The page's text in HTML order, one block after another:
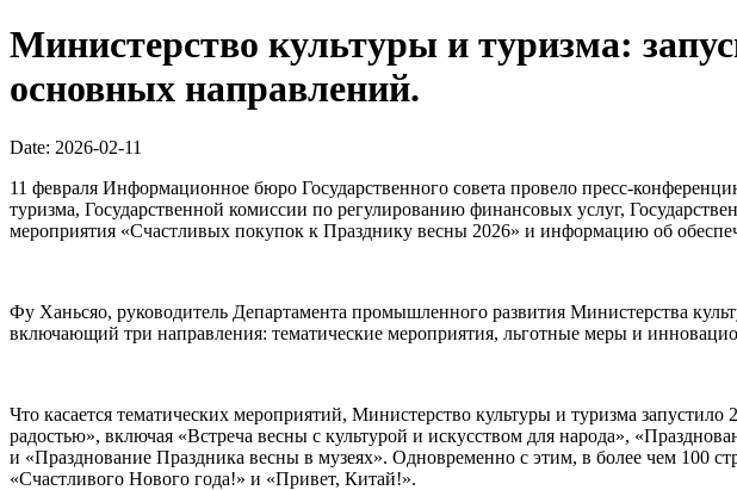
Министерство культуры и туризма:
основных направлений.
Date: 2026-02-11
11 февраля Информационное бюро Государственного совета провело пресс-
туризма, Государственной комиссии по регулированию финансовых услуг,
мероприятия «Счастливых покупок к Празднику весны 2026» и информацию об
Фу Ханьсяо, руководитель Департамента промышленного развития Министерства
включающий три направления: тематические мероприятия, льготные меры и
Что касается тематических мероприятий, Министерство культуры и туризма
радостью», включая «Встреча весны с культурой и искусством для народа»,
и «Празднование Праздника весны в музеях». Одновременно с этим, в более чем 100
«Счастливого Нового года!» и «Привет, Китай!».